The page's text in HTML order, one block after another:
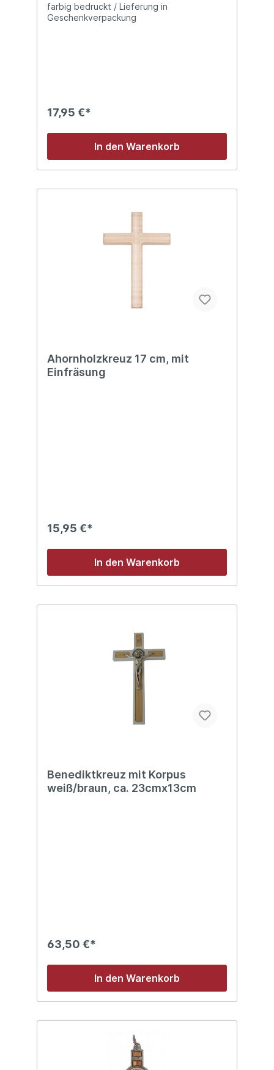
farbig bedruckt / Lieferung in
Geschenkverpackung
17,95 €*
In den Warenkorb
Ahornholzkreuz 17 cm, mit
Einfräsung
15,95 €*
In den Warenkorb
Benediktkreuz mit Korpus
weiß/braun, ca. 23cmx13cm
63,50 €*
In den Warenkorb